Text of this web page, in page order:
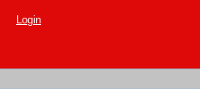
Login